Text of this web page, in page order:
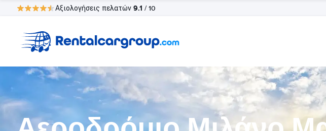
Αξιολογήσεις πελατών 9.1 / 10